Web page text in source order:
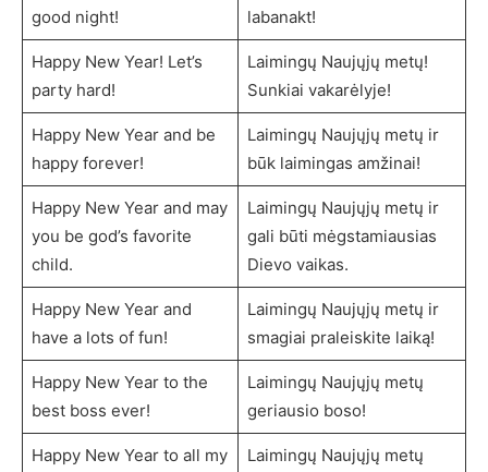
good night!
labanakt!
Happy New Year! Let’s
party hard!
Laimingų Naujųjų metų!
Sunkiai vakarėlyje!
Happy New Year and be
happy forever!
Laimingų Naujųjų metų ir
būk laimingas amžinai!
Happy New Year and may
you be god’s favorite
child.
Laimingų Naujųjų metų ir
gali būti mėgstamiausias
Dievo vaikas.
Happy New Year and
have a lots of fun!
Laimingų Naujųjų metų ir
smagiai praleiskite laiką!
Happy New Year to the
best boss ever!
Laimingų Naujųjų metų
geriausio boso!
Happy New Year to all my
Laimingų Naujųjų metų